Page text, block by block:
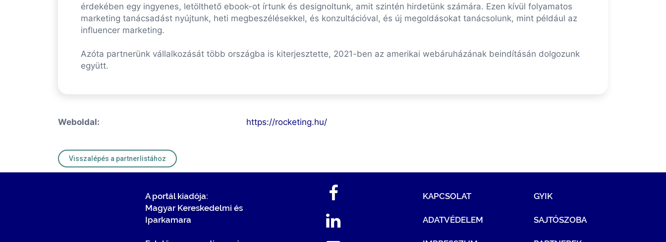
érdekében egy ingyenes, letölthető ebook-ot írtunk és designoltunk, amit szintén hirdetünk számára. Ezen kívül folyamatos
marketing tanácsadást nyújtunk, heti megbeszélésekkel, és konzultációval, és új megoldásokat tanácsolunk, mint például az
influencer marketing.
Azóta partnerünk vállalkozását több országba is kiterjesztette, 2021-ben az amerikai webáruházának beindításán dolgozunk
együtt.
Weboldal: https://rocketing.hu/
Visszalépés a partnerlistához
A portál kiadója:
Magyar Kereskedelmi és
Iparkamara
KAPCSOLAT
ADATVÉDELEM
GYIK
SAJTÓSZOBA